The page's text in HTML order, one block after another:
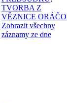
TVORBA Z
VĚZNICE
Zobrazit všechny
záznamy ze dne